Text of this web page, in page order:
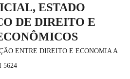
ESTADO
DE DIREITO E
ENTRE DIREITO E ECONOMIA A
5624